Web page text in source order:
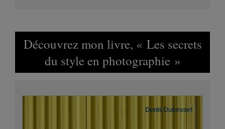
Découvrez mon livre, « Les secrets
du style en photographie »